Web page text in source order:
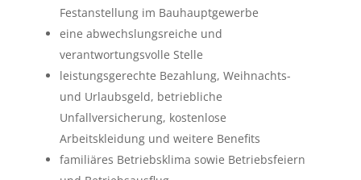
Festanstellung im Bauhauptgewerbe
eine abwechslungsreiche und
verantwortungsvolle Stelle
leistungsgerechte Bezahlung, Weihnachts-
und Urlaubsgeld, betriebliche
Unfallversicherung, kostenlose
Arbeitskleidung und weitere Benefits
familiäres Betriebsklima sowie Betriebsfeiern